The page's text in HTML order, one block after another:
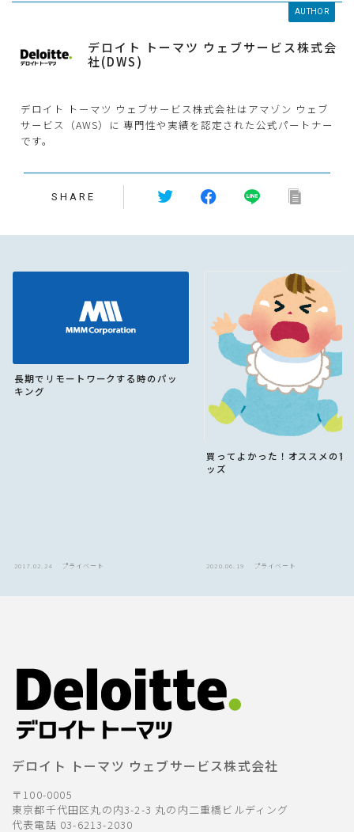
AUTHOR
デロイト トーマツ ウェブサービス株式会
社(DWS)
デロイト トーマツ ウェブサービス株式会社はアマゾン ウェブ
サービス（AWS）に 専門性や実績を認定された公式パートナー
です。
SHARE
長期でリモートワークする時のパッ
キング
2017.02.24 プライベート
買ってよかった！オススメの育
ッズ
2020.06.19 プライベート
デロイト トーマツ ウェブサービス株式会社
〒100-0005
東京都千代田区丸の内3-2-3 丸の内二重橋ビルディング
代表電話 03-6213-2030